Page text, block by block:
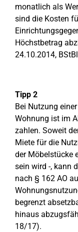
monatlich als
sind die Kosten
Höchstbetrag
24.10.2014,
Tipp 2
Bei Nutzung
Wohnung ist im
zahlen. Soweit
Miete für die
der Möbelstücke
sein wird -, kann
nach § 162 AO
begrenzt
hinaus
18/17).